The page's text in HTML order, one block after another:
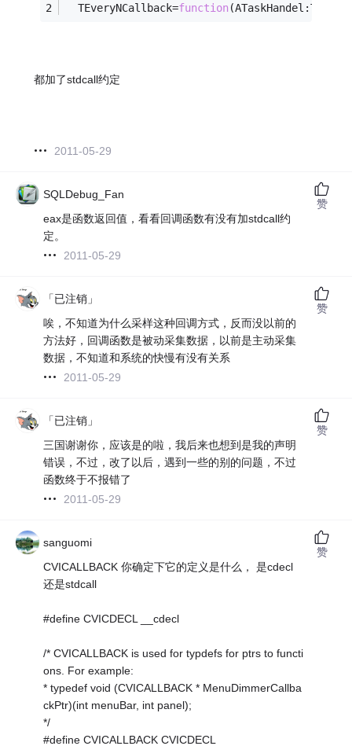
  TEveryNCallback=
function
都加了stdcall约定
2011-05-29
SQLDebug_Fan
eax是函数返回值，看看回调函数有没有加stdcall约
定。
2011-05-29
赞
「已注销」
唉，不知道为什么采样这种回调方式，反而没以前的
方法好，回调函数是被动采集数据，以前是主动采集
数据，不知道和系统的快慢有没有关系
2011-05-29
赞
「已注销」
三国谢谢你，应该是的啦，我后来也想到是我的声明
错误，不过，改了以后，遇到一些的别的问题，不过
函数终于不报错了
2011-05-29
赞
sanguomi
CVICALLBACK 你确定下它的定义是什么， 是cdecl
还是stdcall
#define CVICDECL __cdecl
/* CVICALLBACK is used for typdefs for ptrs to functi
ons. For example:
* typedef void (CVICALLBACK * MenuDimmerCallba
ckPtr)(int menuBar, int panel);
*/
#define CVICALLBACK CVICDECL
赞